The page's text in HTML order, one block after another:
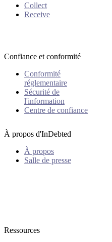
Collect
Receive
Confiance et conformité
Conformité
réglementaire
Sécurité de
l'information
Centre de confiance
À propos d'InDebted
À propos
Salle de presse
Ressources